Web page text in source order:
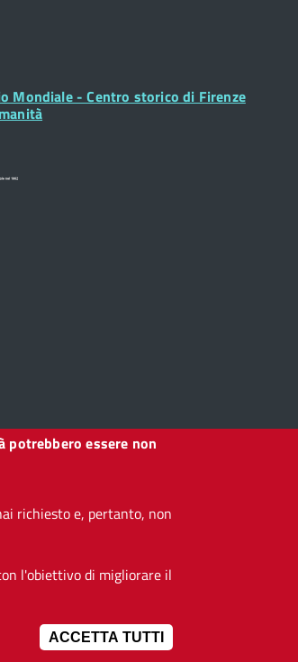
Mondiale - Centro storico di Firenze
potrebbero essere non
richiesto e, pertanto, non
l'obiettivo di migliorare il
ACCETTA TUTTI